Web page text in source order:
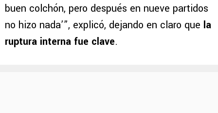
buen colchón, pero después en nueve partidos
no hizo nada’”, explicó, dejando en claro que la
ruptura interna fue clave.